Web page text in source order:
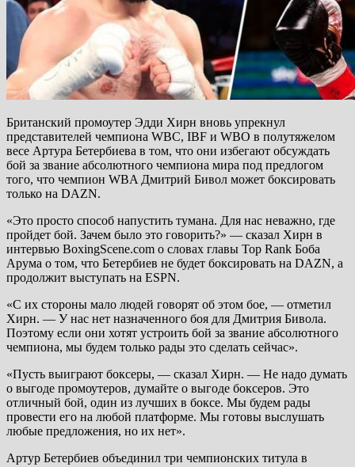
Британский промоутер Эдди Хирн вновь упрекнул
представителей чемпиона WBC, IBF и WBO в полутяжелом
весе Артура Бетербиева в том, что они избегают обсуждать
бой за звание абсолютного чемпиона мира под предлогом
того, что чемпион WBA Дмитрий Бивол может боксировать
только на DAZN.
«Это просто способ напустить тумана. Для нас неважно, где
пройдет бой. Зачем было это говорить?» — сказал Хирн в
интервью BoxingScene.com о словах главы Top Rank Боба
Арума о том, что Бетербиев не будет боксировать на DAZN, а
продолжит выступать на ESPN.
«С их стороны мало людей говорят об этом бое, — отметил
Хирн. — У нас нет назначенного боя для Дмитрия Бивола.
Поэтому если они хотят устроить бой за звание абсолютного
чемпиона, мы будем только рады это сделать сейчас».
«Пусть выиграют боксеры, — сказал Хирн. — Не надо думать
о выгоде промоутеров, думайте о выгоде боксеров. Это
отличный бой, один из лучших в боксе. Мы будем рады
провести его на любой платформе. Мы готовы выслушать
любые предложения, но их нет».
Артур Бетербиев объединил три чемпионских титула в